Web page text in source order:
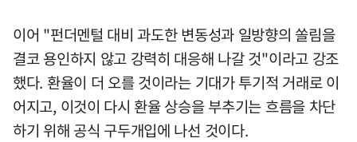
이어 "펀더멘털 대비 과도한 변동성과 일방향의 쏠림을
결코 용인하지 않고 강력히 대응해 나갈 것"이라고 강조
했다. 환율이 더 오를 것이라는 기대가 투기적 거래로 이
어지고, 이것이 다시 환율 상승을 부추기는 흐름을 차단
하기 위해 공식 구두개입에 나선 것이다.